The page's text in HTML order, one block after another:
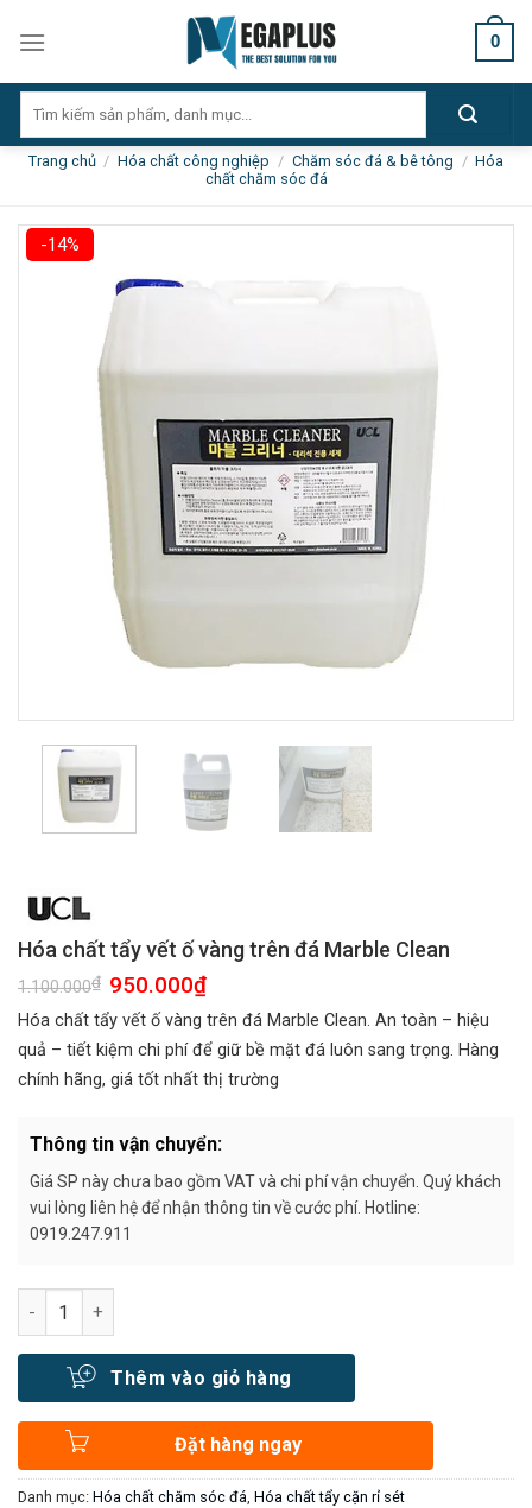
0
kiếm:
Trang chủ / Hóa chất công nghiệp / Chăm sóc đá & bê tông / Hóa
chất chăm sóc đá
-14%
Hóa chất tẩy vết ố vàng trên đá Marble Clean
1.100.000₫ Giá
gốc
là:
1.100.000₫.
950.000₫Giá
tại
là:
950.000₫.
Hóa chất tẩy vết ố vàng trên đá Marble Clean. An toàn – hiệu
quả – tiết kiệm chi phí để giữ bề mặt đá luôn sang trọng. Hàng
chính hãng, giá tốt nhất thị trường
Thông tin vận chuyển:
Giá SP này chưa bao gồm VAT và chi phí vận chuyển. Quý khách
vui lòng liên hệ để nhận thông tin về cước phí. Hotline:
0919.247.911
Số lượng
Thêm vào giỏ hàng
Đặt hàng ngay
Danh mục: Hóa chất chăm sóc đá, Hóa chất tẩy cặn rỉ sét